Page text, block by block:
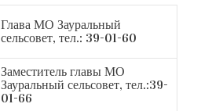
Глава МО Зауральный
сельсовет, тел.: 39-01-60
Заместитель главы МО
Зауральный сельсовет, тел.:39-
01-66